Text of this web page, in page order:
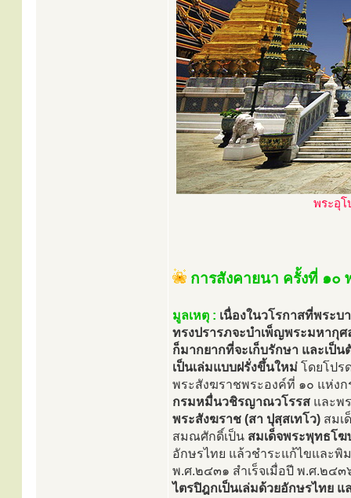
พระอุ
การสังคายนา ครั้งที่ ๑๐
มูลเหตุ : เนื่องในวโรกาสที่พระบ
ทรงปรารภจะบำเพ็ญพระมหากุ
ก็มากยากที่จะเก็บรักษา และเป็
เป็นเล่มแบบฝรั่งขึ้นใหม่ โดยโปร
พระสังฆราชพระองค์ที่ ๑๐ แห่งก
กรมหมื่นวชิรญาณวโรรส และพ
พระสังฆราช (สา ปุสฺสเทโว) สมเ
สมณศักดิ์เป็น สมเด็จพระพุทธโฆ
อักษรไทย แล้วชำระแก้ไขและพิ
พ.ศ.๒๔๓๑ สำเร็จเมื่อปี พ.ศ.๒๔
ไตรปิฎกเป็นเล่มด้วยอักษรไทย